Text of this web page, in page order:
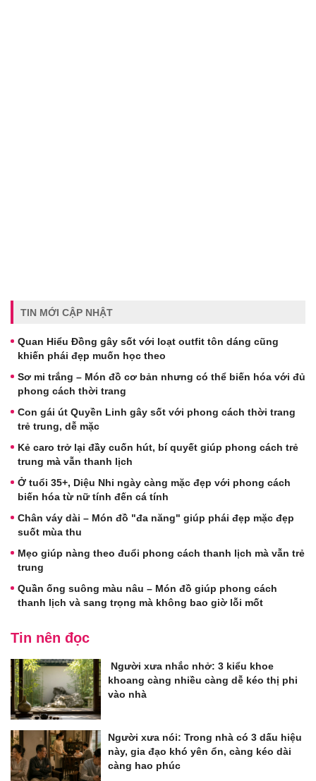
TIN MỚI CẬP NHẬT
Quan Hiểu Đồng gây sốt với loạt outfit tôn dáng cũng
khiến phái đẹp muốn học theo
Sơ mi trắng – Món đồ cơ bản nhưng có thể biến hóa với đủ
phong cách thời trang
Con gái út Quyền Linh gây sốt với phong cách thời trang
trẻ trung, dễ mặc
Kẻ caro trở lại đầy cuốn hút, bí quyết giúp phong cách trẻ
trung mà vẫn thanh lịch
Ở tuổi 35+, Diệu Nhi ngày càng mặc đẹp với phong cách
biến hóa từ nữ tính đến cá tính
Chân váy dài – Món đồ "đa năng" giúp phái đẹp mặc đẹp
suốt mùa thu
Mẹo giúp nàng theo đuổi phong cách thanh lịch mà vẫn trẻ
trung
Quần ống suông màu nâu – Món đồ giúp phong cách
thanh lịch và sang trọng mà không bao giờ lỗi mốt
Tin nên đọc
Người xưa nhắc nhở: 3 kiểu khoe
khoang càng nhiều càng dễ kéo thị phi
vào nhà
Người xưa nói: Trong nhà có 3 dấu hiệu
này, gia đạo khó yên ổn, càng kéo dài
càng hao phúc